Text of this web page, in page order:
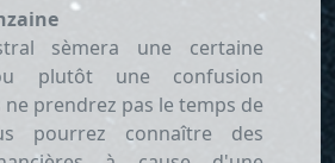
sèmera une certaine
plutôt une confusion
ne prendrez pas le temps de
pourrez connaître des